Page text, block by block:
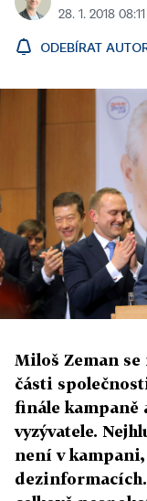
28. 1. 2018
ODEBÍRAT
Miloš Zeman
části
finále kampaně
vyzývatele.
není v